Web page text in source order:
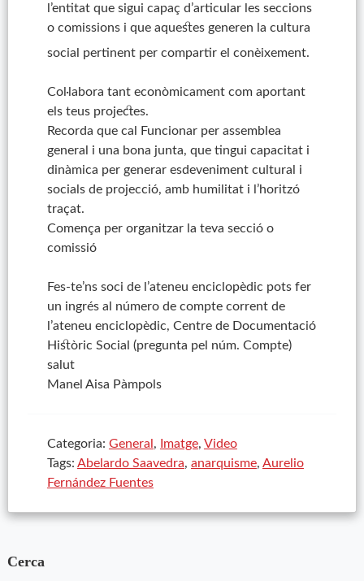
l’entitat que sigui capaç d’articular les seccions
o comissions i que aquestes generen la cultura
social pertinent per compartir el conèixement.
Col·labora tant econòmicament com aportant
els teus projectes.
Recorda que cal Funcionar per assemblea
general i una bona junta, que tingui capacitat i
dinàmica per generar esdeveniment cultural i
socials de projecció, amb humilitat i l’horitzó
traçat.
Comença per organitzar la teva secció o
comissió
Fes-te’ns soci de l’ateneu enciclopèdic potsfer
un ingrés al número de compte corrent de
l’ateneu enciclopèdic, Centre de Documentació
Històric Social (pregunta pel núm. Compte)
salut
Manel Aisa Pàmpols
Categoria: General , Imatge, Video
Tags: Abelardo Saavedra, anarquisme, Aurelio
Fernández Fuentes
Cerca